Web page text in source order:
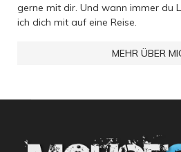
gerne mit dir. Und wann immer du
ich dich mit auf eine Reise.
MEHR ÜBER